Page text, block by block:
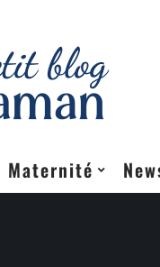
Maternité